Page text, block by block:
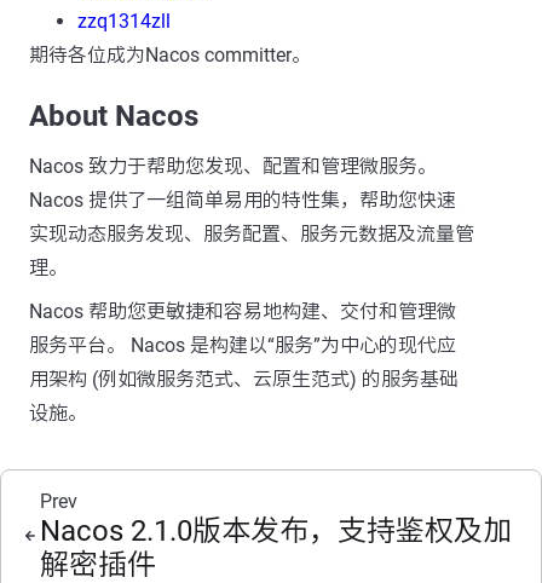
zzq1314zll
期待各位成为Nacos committer。
About Nacos
Nacos 致力于帮助您发现、配置和管理微服务。
Nacos 提供了一组简单易用的特性集，帮助您快速
实现动态服务发现、服务配置、服务元数据及流量管
理。
Nacos 帮助您更敏捷和容易地构建、交付和管理微
服务平台。 Nacos 是构建以“服务”为中心的现代应
用架构 (例如微服务范式、云原生范式) 的服务基础
设施。
Prev
Nacos 2.1.0版本发布，支持鉴权及加
解密插件